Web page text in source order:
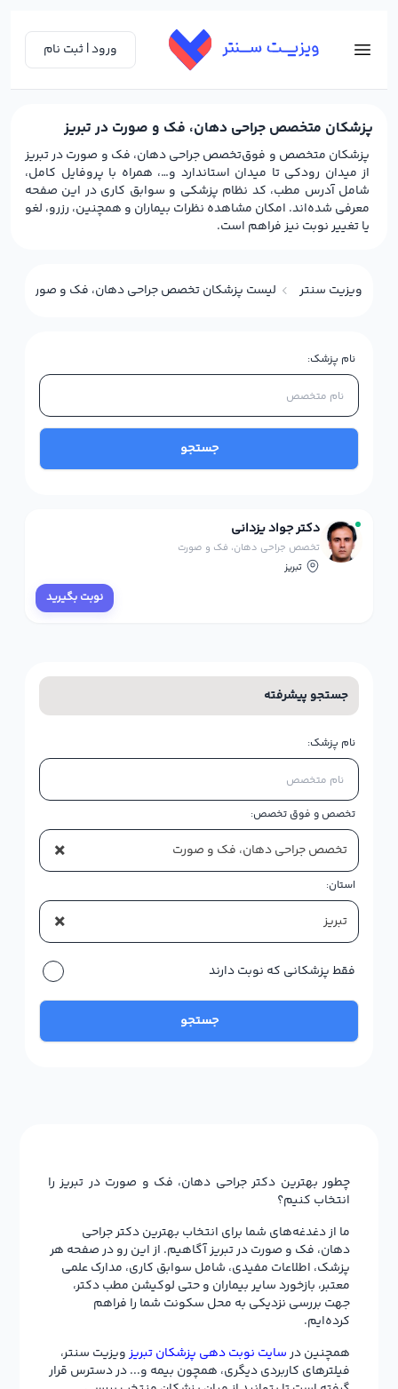
ورود | ثبت نام
پزشکان متخصص جراحی دهان، فک و صورت در تبریز
پزشکان متخصص و فوق‌تخصص جراحی دهان، فک و صورت در تبریز
از میدان رودکی تا میدان استاندارد و…، همراه با پروفایل کامل،
شامل آدرس مطب، کد نظام پزشکی و سوابق کاری در این صفحه
معرفی شده‌اند. امکان مشاهده نظرات بیماران و همچنین، رزرو، لغو
یا تغییر نوبت نیز فراهم است.
ویزیت سنتر لیست پزشکان تخصص جراحی دهان، فک و صورت در
نام پزشک:
جستجو
دکتر جواد یزدانی
تخصص جراحی دهان، فک و صورت
تبریز
نوبت بگیرید
جستجو پیشرفته
نام پزشک:
تخصص و فوق تخصص:
× تخصص جراحی دهان، فک و صورت
استان:
× تبریز
فقط پزشکانی که نوبت دارند
جستجو
چطور بهترین دکتر جراحی دهان، فک و صورت در تبریز را
انتخاب کنیم؟
ما از دغدغه‌های شما برای انتخاب بهترین دکتر جراحی
دهان، فک و صورت در تبریز آگاهیم. از این رو در صفحه هر
پزشک، اطلاعات مفیدی، شامل سوابق کاری، مدارک علمی
معتبر، بازخورد سایر بیماران و حتی لوکیشن مطب دکتر،
جهت بررسی نزدیکی به محل سکونت شما را فراهم
کرده‌ایم.
همچنین درسایت نوبت دهی پزشکان تبریزویزیت سنتر،
فیلترهای کاربردی دیگری، همچون بیمه و... در دسترس قرار